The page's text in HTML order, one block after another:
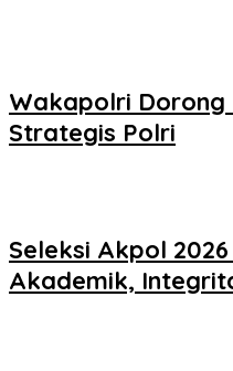
Wakapolri Dorong
Strategis Polri
Seleksi Akpol
Akademik,